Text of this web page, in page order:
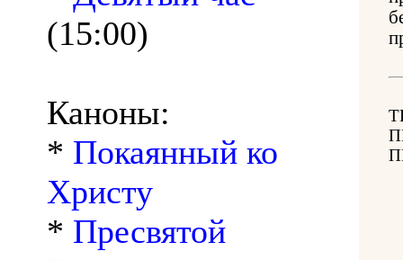
(15:00)
Каноны:
* Покаянный ко
Христу
* Пресвятой